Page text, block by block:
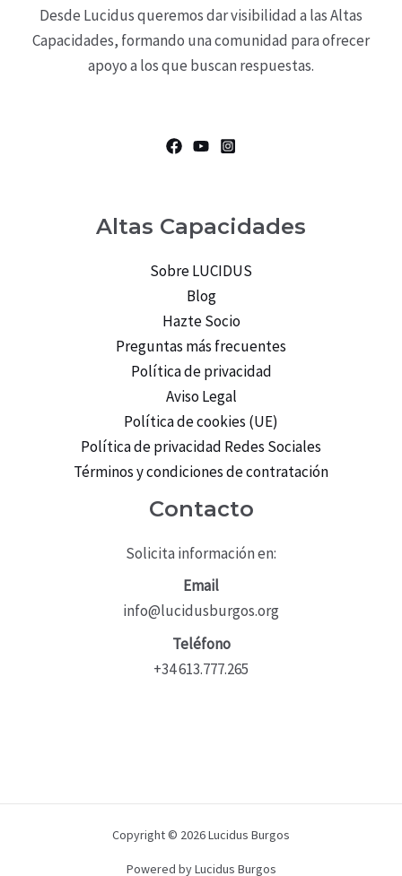
Desde Lucidus queremos dar visibilidad a las Altas
Capacidades, formando una comunidad para ofrecer
apoyo a los que buscan respuestas.
Altas Capacidades
Sobre LUCIDUS
Blog
Hazte Socio
Preguntas más frecuentes
Política de privacidad
Aviso Legal
Política de cookies (UE)
Política de privacidad Redes Sociales
Términos y condiciones de contratación
Contacto
Solicita información en:
Email
info@lucidusburgos.org
Teléfono
+34 613.777.265
Copyright © 2026 Lucidus Burgos
Powered by Lucidus Burgos